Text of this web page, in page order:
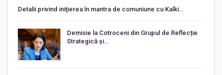
Detalii privind iniţierea în mantra de comuniune cu Kalki…
Demisie la Cotroceni din Grupul de Reflecție
Strategică și…